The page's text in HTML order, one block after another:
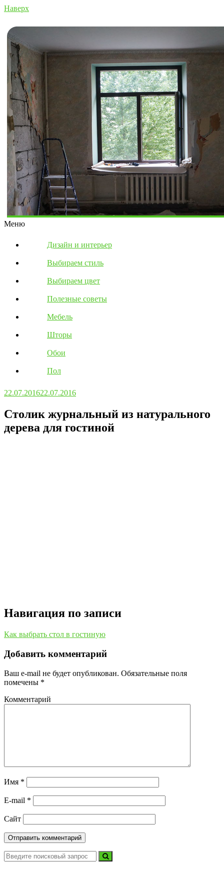
Наверх
Меню
Дизайн и интерьер
Выбираем стиль
Выбираем цвет
Полезные советы
Мебель
Шторы
Обои
Пол
22.07.201622.07.2016
Столик журнальный из натурального
дерева для гостиной
Навигация по записи
Как выбрать стол в гостиную
Добавить комментарий
Ваш e-mail не будет опубликован. Обязательные поля
помечены *
Комментарий
Имя *
E-mail *
Сайт